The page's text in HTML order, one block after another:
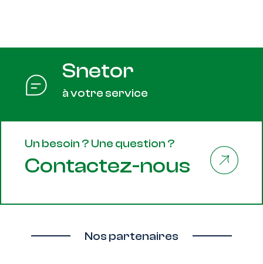
Snetor
à votre service
Un besoin ? Une question ?
Contactez-nous
Nos partenaires